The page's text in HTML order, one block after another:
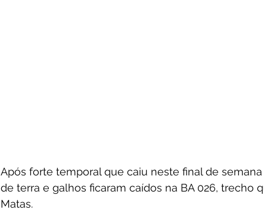
Após forte temporal que caiu neste final de
de terra e galhos ficaram caídos na BA 026, trecho
Matas.